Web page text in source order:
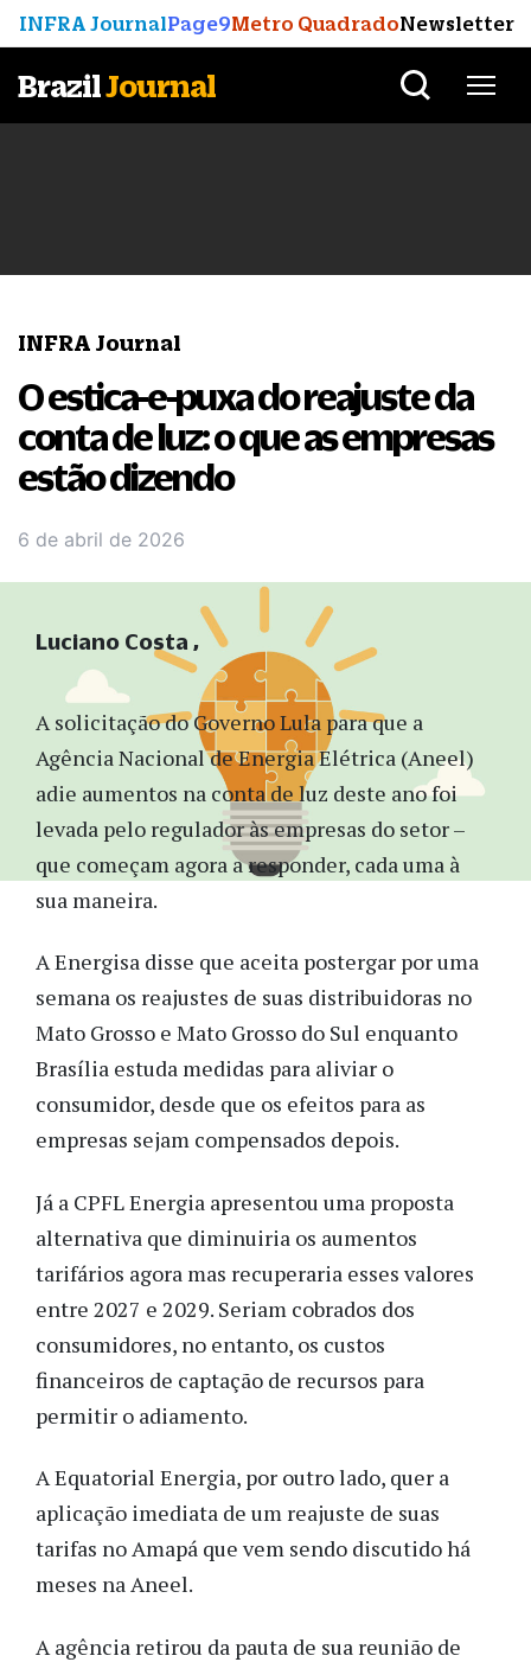
INFRA JournalPage9Metro QuadradoNewsletter
BrazilJournal
INFRA Journal
O estica-e-puxa do reajuste da
conta de luz: o que as empresas
estão dizendo
6 de abril de 2026
A solicitação do Governo Lula para que a
Agência Nacional de Energia Elétrica (Aneel)
adie aumentos na conta de luz deste ano foi
levada pelo regulador às empresas do setor –
que começam agora a responder, cada uma à
sua maneira.
A Energisa disse que aceita postergar por uma
semana os reajustes de suas distribuidoras no
Mato Grosso e Mato Grosso do Sul enquanto
Brasília estuda medidas para aliviar o
consumidor, desde que os efeitos para as
empresas sejam compensados depois.
Já a CPFL Energia apresentou uma proposta
alternativa que diminuiria os aumentos
tarifários agora mas recuperaria esses valores
entre 2027 e 2029. Seriam cobrados dos
consumidores, no entanto, os custos
financeiros de captação de recursos para
permitir o adiamento.
A Equatorial Energia, por outro lado, quer a
aplicação imediata de um reajuste de suas
tarifas no Amapá que vem sendo discutido há
meses na Aneel.
A agência retirou da pauta de sua reunião de
Luciano Costa